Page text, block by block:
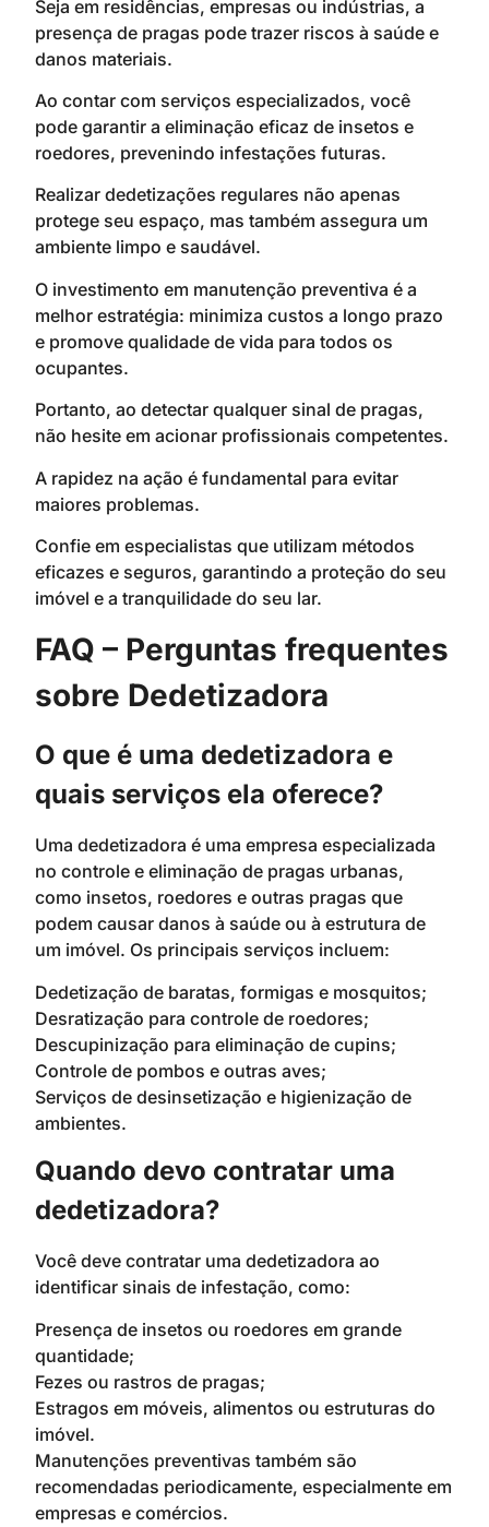
Seja em residências, empresas ou indústrias, a
presença de pragas pode trazer riscos à saúde e
danos materiais.
Ao contar com serviços especializados, você
pode garantir a eliminação eficaz de insetos e
roedores, prevenindo infestações futuras.
Realizar dedetizações regulares não apenas
protege seu espaço, mas também assegura um
ambiente limpo e saudável.
O investimento em manutenção preventiva é a
melhor estratégia: minimiza custos a longo prazo
e promove qualidade de vida para todos os
ocupantes.
Portanto, ao detectar qualquer sinal de pragas,
não hesite em acionar profissionais competentes.
A rapidez na ação é fundamental para evitar
maiores problemas.
Confie em especialistas que utilizam métodos
eficazes e seguros, garantindo a proteção do seu
imóvel e a tranquilidade do seu lar.
FAQ – Perguntas frequentes
sobre Dedetizadora
O que é uma dedetizadora e
quais serviços ela oferece?
Uma dedetizadora é uma empresa especializada
no controle e eliminação de pragas urbanas,
como insetos, roedores e outras pragas que
podem causar danos à saúde ou à estrutura de
um imóvel. Os principais serviços incluem:
Dedetização de baratas, formigas e mosquitos;
Desratização para controle de roedores;
Descupinização para eliminação de cupins;
Controle de pombos e outras aves;
Serviços de desinsetização e higienização de
ambientes.
Quando devo contratar uma
dedetizadora?
Você deve contratar uma dedetizadora ao
identificar sinais de infestação, como:
Presença de insetos ou roedores em grande
quantidade;
Fezes ou rastros de pragas;
Estragos em móveis, alimentos ou estruturas do
imóvel.
Manutenções preventivas também são
recomendadas periodicamente, especialmente em
empresas e comércios.